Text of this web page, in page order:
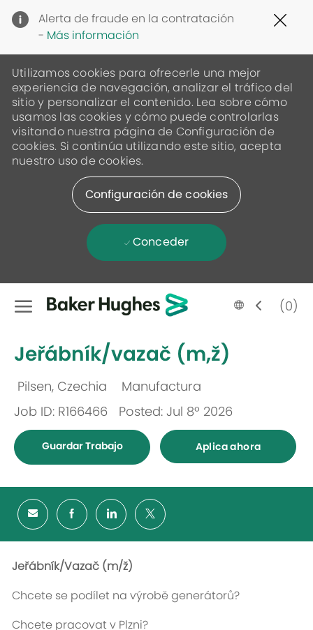
Alerta de fraude en la contratación
- Más información
Utilizamos cookies para ofrecerle una mejor
experiencia de navegación, analizar el tráfico del
sitio y personalizar el contenido. Lea sobre cómo
usamos las cookies y cómo puede controlarlas
visitando nuestra página de Configuración de
cookies. Si continúa utilizando este sitio, acepta
nuestro uso de cookies.
Configuración de cookies
Conceder
Skip to main content
Language
selected
Spanish(0)
Jeřábník/vazač (m,ž)
Ubicación
Pilsen, Czechia
Manufactura
Job ID: R166466
Posted: Jul 8º 2026
Guardar Trabajo Aplica ahora
Jeřábník/Vazač (m/ž)
Chcete se podílet na výrobě generátorů?
Chcete pracovat v Plzni?